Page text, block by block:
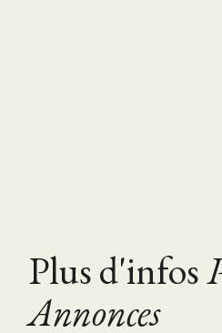
Plus d'infos
Annonces